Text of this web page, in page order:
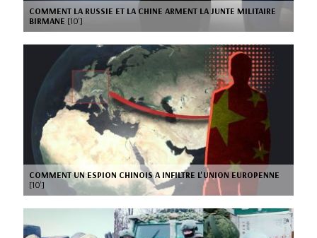
COMMENT LA RUSSIE ET LA CHINE ARMENT LA JUNTE MILITAIRE
BIRMANE [10’]
COMMENT UN ESPION CHINOIS A INFILTRE L'UNION EUROPENNE
[10’]